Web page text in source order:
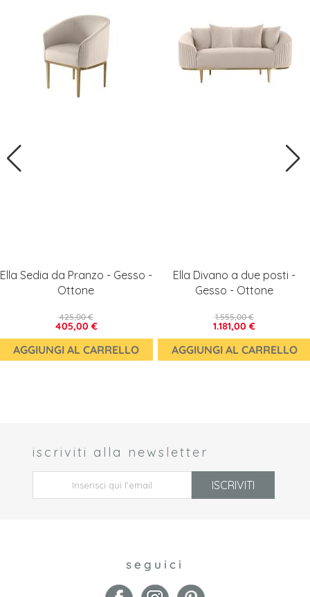
Ella Sedia da Pranzo - Gesso -
Ottone
405,00 €
425,00 €
AGGIUNGI AL CARRELLO
Ella Divano a due posti -
Gesso - Ottone
1.181,00 €
1.555,00 €
AGGIUNGI AL CARRELLO
iscriviti alla newsletter
ISCRIVITI
seguici